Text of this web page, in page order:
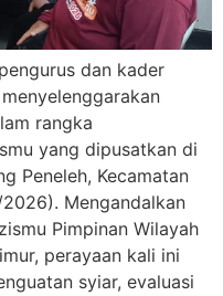
dan kader
rangka
yang dipusatkan di
Peneleh, Kecamatan
Mengandalkan
Pimpinan Wilayah
perayaan kali ini
syiar, evaluasi